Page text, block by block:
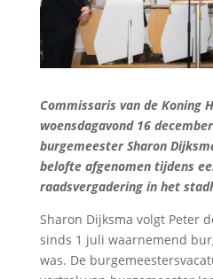
Commissaris van de Koning
woensdagavond 16
burgemeester Sharon
belofte afgenomen tijdens
raadsvergadering in het
Sharon Dijksma volgt Peter
sinds 1 juli waarnemend
was. De